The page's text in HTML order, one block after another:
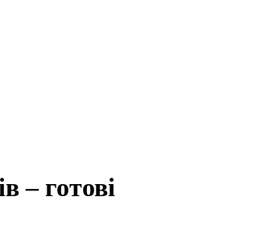
– готові